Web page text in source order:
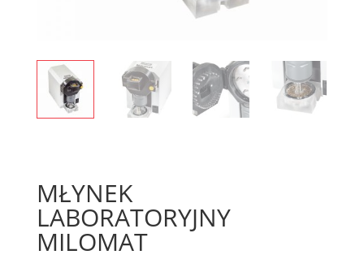
MŁYNEK
LABORATORYJNY
MILOMAT